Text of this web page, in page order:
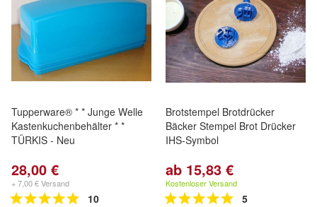
Tupperware® * * Junge Welle
Kastenkuchenbehälter * *
TÜRKIS - Neu
28,00 €
+ 7,00 € Versand
10
Brotstempel Brotdrücker
Bäcker Stempel Brot Drücker
IHS-Symbol
ab 15,83 €
Kostenloser Versand
5